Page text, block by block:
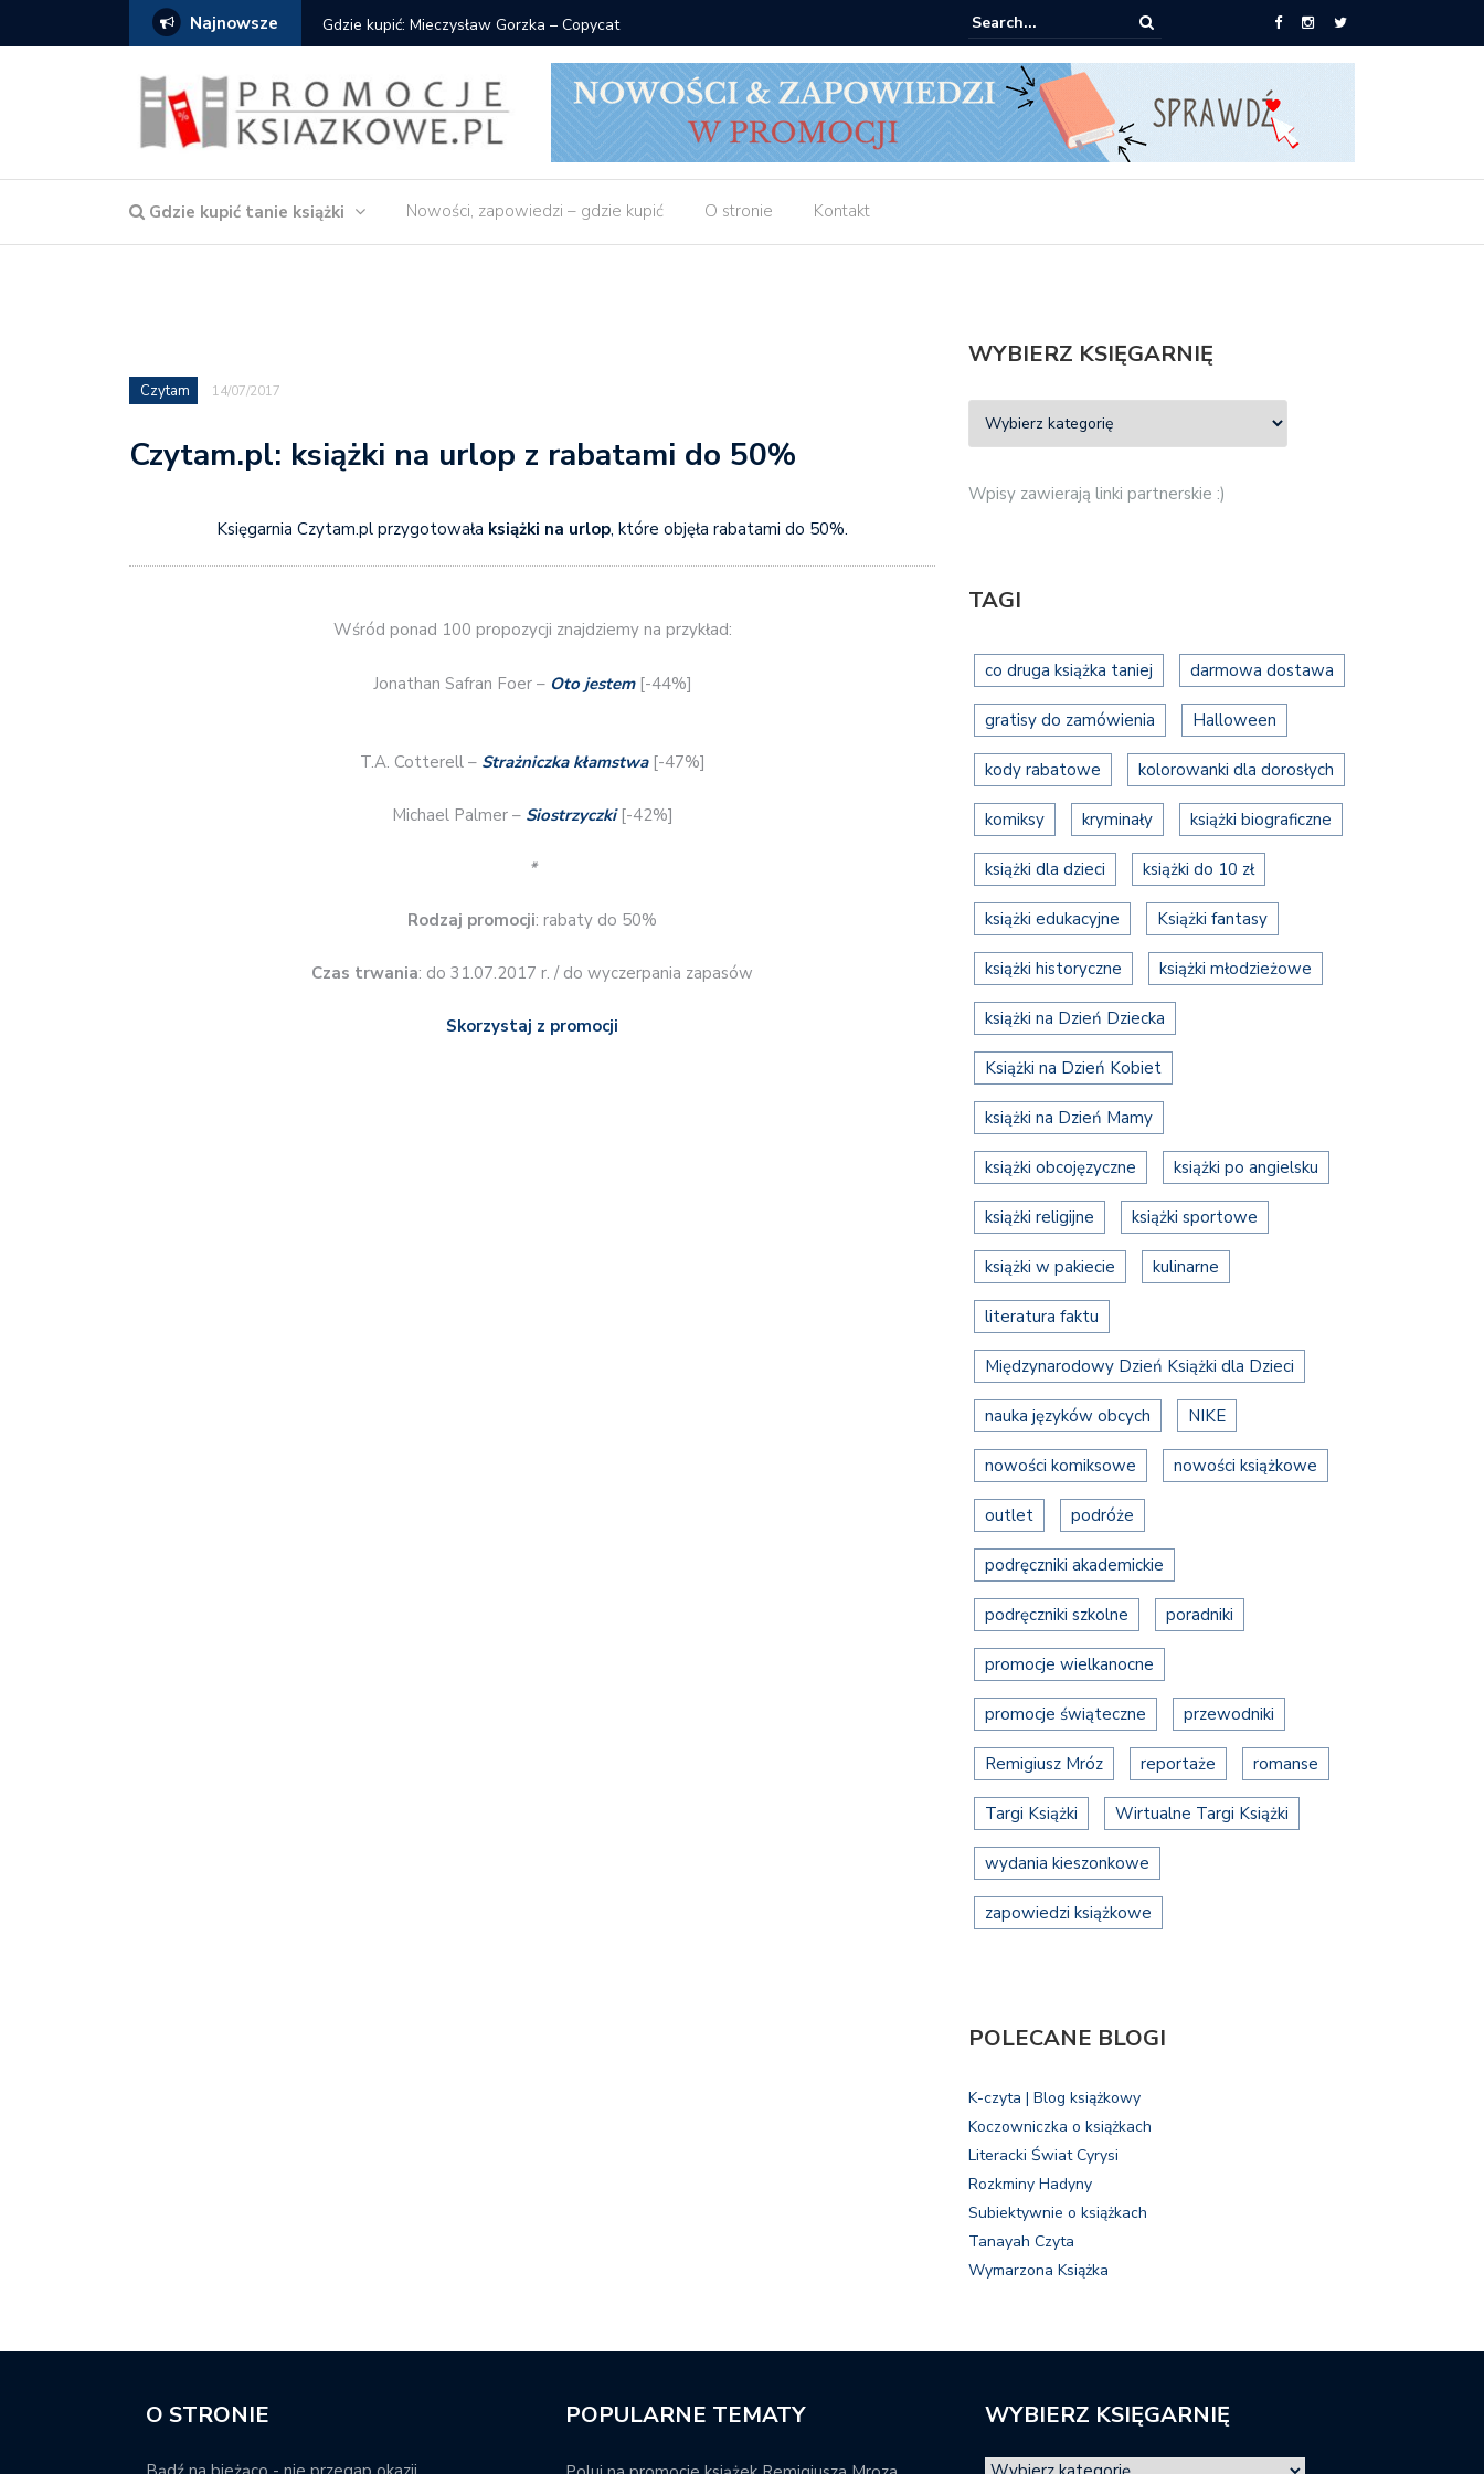
Najnowsze Gdzie kupić: Mieczysław Gorzka – Copycat Znak: książki od 2,90 zł do zamówienia
Gdzie kupić tanie książki Nowości, zapowiedzi – gdzie kupić O stronie Kontakt
Czytam 14/07/2017
Czytam.pl: książki na urlop z rabatami do 50%
Księgarnia Czytam.pl przygotowała książki na urlop, które objęła rabatami do 50%.
Wśród ponad 100 propozycji znajdziemy na przykład:
Jonathan Safran Foer – Oto jestem[-44%]
T.A. Cotterell – Strażniczka kłamstwa[-47%]
Michael Palmer – Siostrzyczki[-42%]
*
Rodzaj promocji: rabaty do 50%
Czas trwania: do 31.07.2017 r. / do wyczerpania zapasów
Skorzystaj z promocji
WYBIERZ KSIĘGARNIĘ
Wpisy zawierają linki partnerskie :)
TAGI
co druga książka taniej darmowa dostawa
gratisy do zamówienia Halloween
kody rabatowe kolorowanki dla dorosłych
komiksy kryminały książki biograficzne
książki dla dzieci książki do 10 zł
książki edukacyjne Książki fantasy
książki historyczne książki młodzieżowe
książki na Dzień Dziecka
Książki na Dzień Kobiet
książki na Dzień Mamy
książki obcojęzyczne książki po angielsku
książki religijne książki sportowe
książki w pakiecie kulinarne
literatura faktu
Międzynarodowy Dzień Książki dla Dzieci
nauka języków obcych NIKE
nowości komiksowe nowości książkowe
outlet podróże
podręczniki akademickie
podręczniki szkolne poradniki
promocje wielkanocne
promocje świąteczne przewodniki
Remigiusz Mróz reportaże romanse
Targi Książki Wirtualne Targi Książki
wydania kieszonkowe
zapowiedzi książkowe
POLECANE BLOGI
K-czyta | Blog książkowy
Koczowniczka o książkach
Literacki Świat Cyrysi
Rozkminy Hadyny
Subiektywnie o książkach
Tanayah Czyta
Wymarzona Książka
O STRONIE POPULARNE TEMATY WYBIERZ KSIĘGARNIĘ